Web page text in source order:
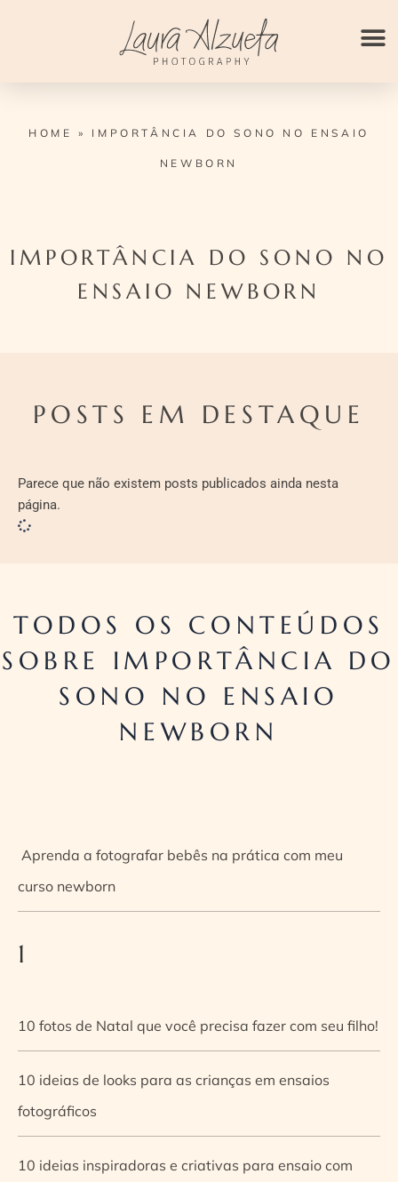
HOME » IMPORTÂNCIA DO SONO NO ENSAIO
NEWBORN
IMPORTÂNCIA DO SONO NO
ENSAIO NEWBORN
POSTS EM DESTAQUE
Parece que não existem posts publicados ainda nesta
página.
TODOS OS CONTEÚDOS
SOBRE IMPORTÂNCIA DO
SONO NO ENSAIO
NEWBORN
Aprenda a fotografar bebês na prática com meu
curso newborn
1
10 fotos de Natal que você precisa fazer com seu filho!
10 ideias de looks para as crianças em ensaios
fotográficos
10 ideias inspiradoras e criativas para ensaio com